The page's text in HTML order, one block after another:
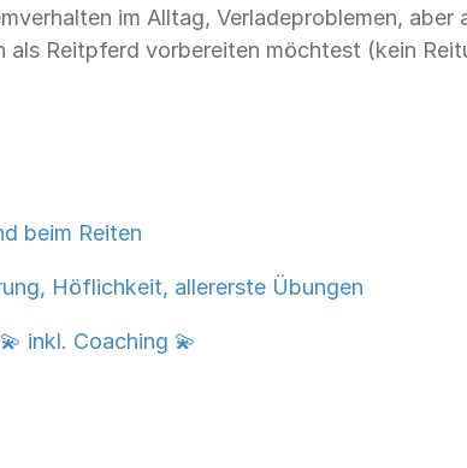
im Alltag, Verladeproblemen, aber
Reitpferd vorbereiten möchtest (kein
beim Reiten
Höflichkeit, allererste Übungen
inkl. Coaching 💫